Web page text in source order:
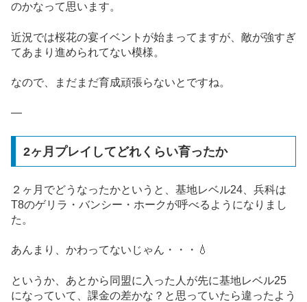
のかなって思います。
近況では桜花の宴イベントが始まってますが、敵が強すぎ
てあまり進められてない模様。
なので、まだまだ育成頑張らないとですね。
—
2ヶ月プレイしてどれくらい育ったか
２ヶ月でどうなったかというと、基地レベル24、兵科は
T8のゲリラ・バンシー・ホークが呼べるようになりまし
た。
あんまり、かわってないじゃん・・・💧
というか、あとから同盟に入った人が先に基地レベル25
になっていて、課金の差かな？と思っていたら違ったよう